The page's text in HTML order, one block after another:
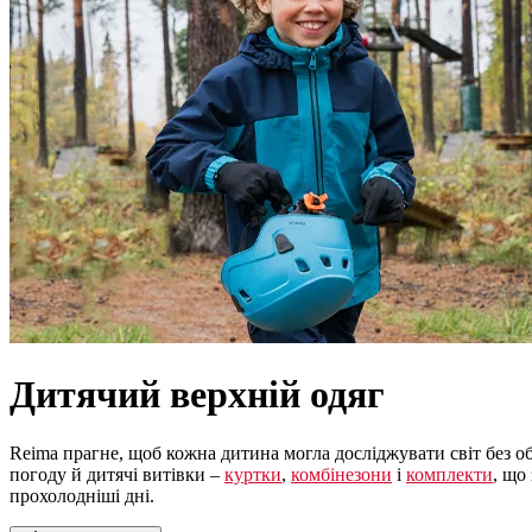
Дитячий верхній одяг
Reima прагне, щоб кожна дитина могла досліджувати світ без
погоду й дитячі витівки – куртки, комбінезони і комплекти, що
прохолодніші дні.